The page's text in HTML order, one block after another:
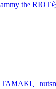
the RIOT
、